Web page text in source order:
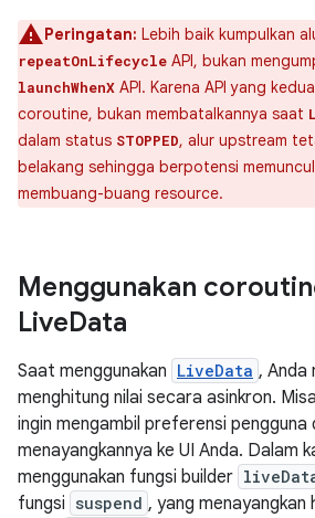
Peringatan: Lebih baik kumpulkan
repeatOnLifecycle API, bukan
launchWhenX API. Karena API yang
coroutine, bukan membatalkannya saat
dalam status STOPPED, alur upstream
belakang sehingga berpotensi
membuang-buang resource.
Menggunakan
LiveData
Saat menggunakan LiveData , Anda
menghitung nilai secara asinkron.
ingin mengambil preferensi pengguna
menayangkannya ke UI Anda. Dalam
menggunakan fungsi builder
fungsi suspend , yang menayangkan